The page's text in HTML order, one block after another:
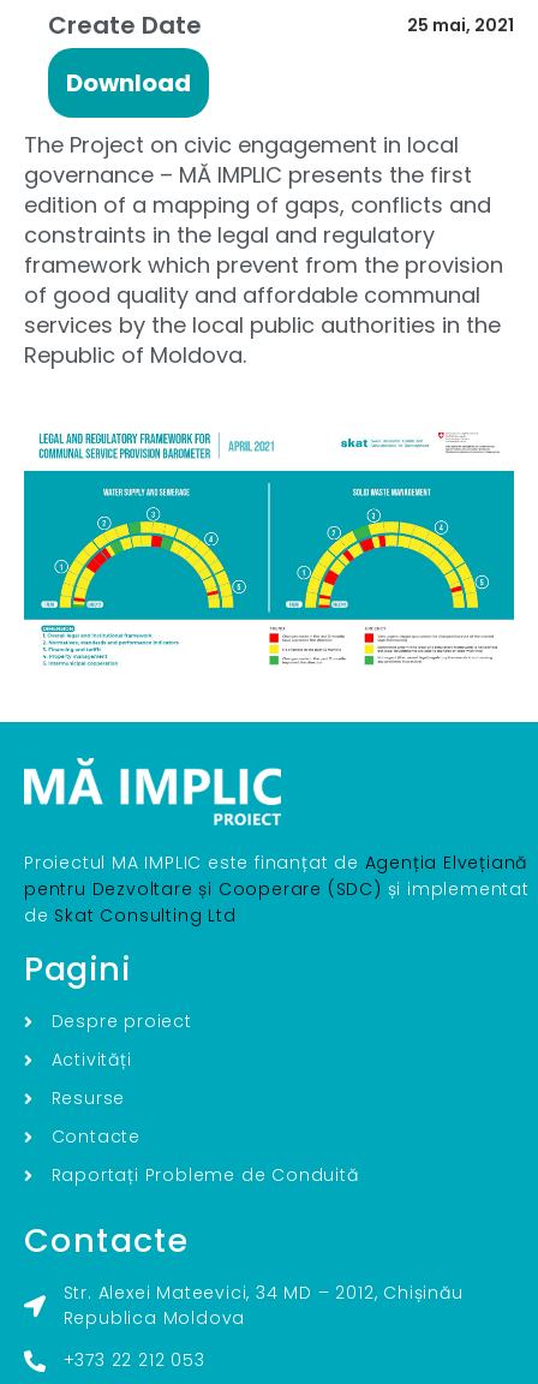
Create Date 25 mai, 2021
Download
The Project on civic engagement in local
governance – MĂ IMPLIC presents the first
edition of a mapping of gaps, conflicts and
constraints in the legal and regulatory
framework which prevent from the provision
of good quality and affordable communal
services by the local public authorities in the
Republic of Moldova.
Proiectul MA IMPLIC este finanțat de Agenția Elvețiană
pentru Dezvoltare și Cooperare (SDC) și implementat
de Skat Consulting Ltd
Pagini
Despre proiect
Activități
Resurse
Contacte
Raportați Probleme de Conduită
Contacte
Str. Alexei Mateevici, 34 MD – 2012, Chișinău
Republica Moldova
+373 22 212 053